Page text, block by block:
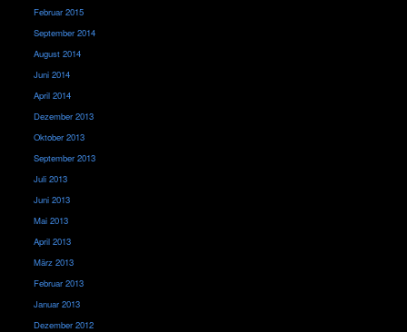
Februar 2015
September 2014
August 2014
Juni 2014
April 2014
Dezember 2013
Oktober 2013
September 2013
Juli 2013
Juni 2013
Mai 2013
April 2013
März 2013
Februar 2013
Januar 2013
Dezember 2012